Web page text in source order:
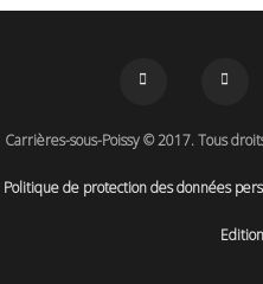
Carrières-sous-Poissy © 2017. Tous
Politique de protection des données